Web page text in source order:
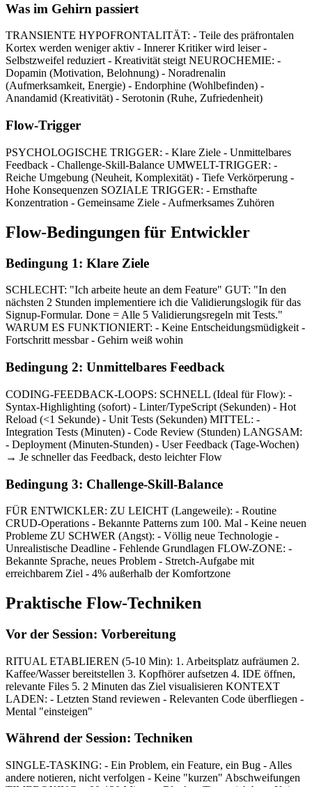
Was im Gehirn passiert
TRANSIENTE HYPOFRONTALITÄT: - Teile des präfrontalen
Kortex werden weniger aktiv - Innerer Kritiker wird leiser -
Selbstzweifel reduziert - Kreativität steigt NEUROCHEMIE: -
Dopamin (Motivation, Belohnung) - Noradrenalin
(Aufmerksamkeit, Energie) - Endorphine (Wohlbefinden) -
Anandamid (Kreativität) - Serotonin (Ruhe, Zufriedenheit)
Flow-Trigger
PSYCHOLOGISCHE TRIGGER: - Klare Ziele - Unmittelbares
Feedback - Challenge-Skill-Balance UMWELT-TRIGGER: -
Reiche Umgebung (Neuheit, Komplexität) - Tiefe Verkörperung -
Hohe Konsequenzen SOZIALE TRIGGER: - Ernsthafte
Konzentration - Gemeinsame Ziele - Aufmerksames Zuhören
Flow-Bedingungen für Entwickler
Bedingung 1: Klare Ziele
SCHLECHT: "Ich arbeite heute an dem Feature" GUT: "In den
nächsten 2 Stunden implementiere ich die Validierungslogik für das
Signup-Formular. Done = Alle 5 Validierungsregeln mit Tests."
WARUM ES FUNKTIONIERT: - Keine Entscheidungsmüdigkeit -
Fortschritt messbar - Gehirn weiß wohin
Bedingung 2: Unmittelbares Feedback
CODING-FEEDBACK-LOOPS: SCHNELL (Ideal für Flow): -
Syntax-Highlighting (sofort) - Linter/TypeScript (Sekunden) - Hot
Reload (<1 Sekunde) - Unit Tests (Sekunden) MITTEL: -
Integration Tests (Minuten) - Code Review (Stunden) LANGSAM:
- Deployment (Minuten-Stunden) - User Feedback (Tage-Wochen)
→ Je schneller das Feedback, desto leichter Flow
Bedingung 3: Challenge-Skill-Balance
FÜR ENTWICKLER: ZU LEICHT (Langeweile): - Routine
CRUD-Operations - Bekannte Patterns zum 100. Mal - Keine neuen
Probleme ZU SCHWER (Angst): - Völlig neue Technologie -
Unrealistische Deadline - Fehlende Grundlagen FLOW-ZONE: -
Bekannte Sprache, neues Problem - Stretch-Aufgabe mit
erreichbarem Ziel - 4% außerhalb der Komfortzone
Praktische Flow-Techniken
Vor der Session: Vorbereitung
RITUAL ETABLIEREN (5-10 Min): 1. Arbeitsplatz aufräumen 2.
Kaffee/Wasser bereitstellen 3. Kopfhörer aufsetzen 4. IDE öffnen,
relevante Files 5. 2 Minuten das Ziel visualisieren KONTEXT
LADEN: - Letzten Stand reviewen - Relevanten Code überfliegen -
Mental "einsteigen"
Während der Session: Techniken
SINGLE-TASKING: - Ein Problem, ein Feature, ein Bug - Alles
andere notieren, nicht verfolgen - Keine "kurzen" Abschweifungen